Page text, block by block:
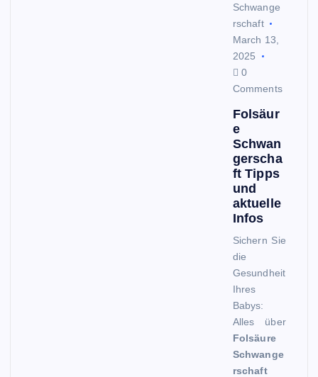
Schwange
rschaft
March 13,
2025
0
Comments
Folsäur
e
Schwan
gerscha
ft Tipps
und
aktuelle
Infos
Sichern Sie
die
Gesundheit
Ihres
Babys:
Alles über
Folsäure
Schwange
rschaft